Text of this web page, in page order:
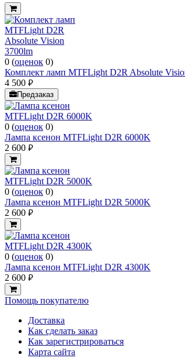
0 (оценок 0)
Комплект ламп MTFLight D2R Absolute
4 500 руб.
Предзаказ
0 (оценок 0)
Лампа ксенон MTFLight D2R 6000K
2 600 руб.
0 (оценок 0)
Лампа ксенон MTFLight D2R 5000K
2 600 руб.
0 (оценок 0)
Лампа ксенон MTFLight D2R 4300K
2 600 руб.
Помощь покупателю
Доставка
Как сделать заказ
Как зарегистрироваться
Карта сайта